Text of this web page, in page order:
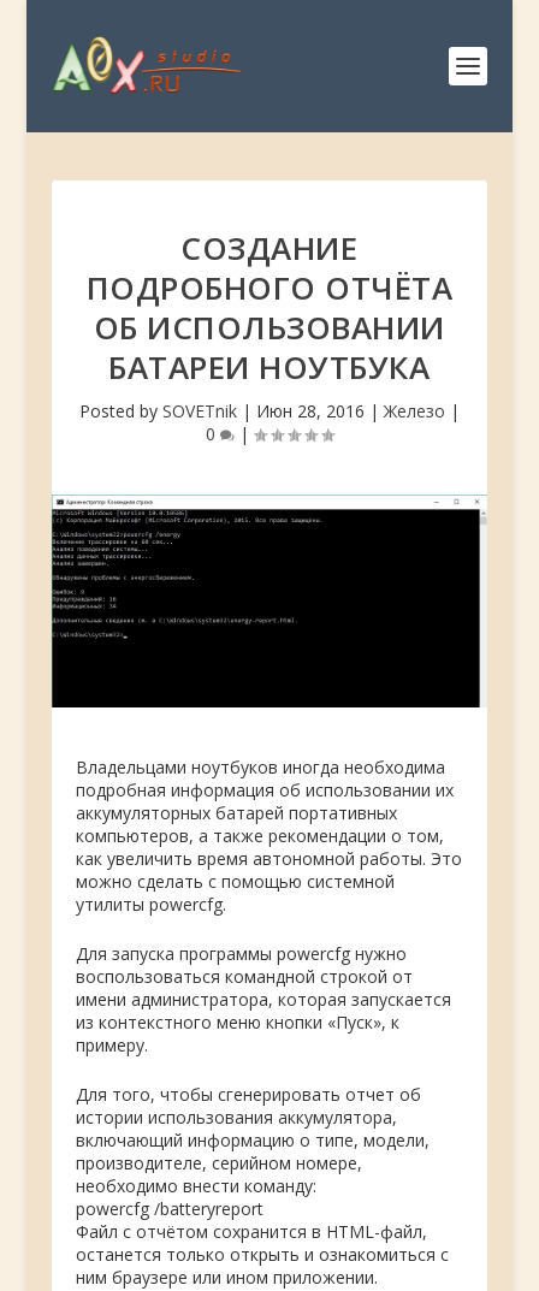
СОЗДАНИЕ
ПОДРОБНОГО ОТЧЁТА
ОБ ИСПОЛЬЗОВАНИИ
БАТАРЕИ НОУТБУКА
Posted by SOVETnik| Июн 28, 2016 |Железо |
0
|
Владельцами ноутбуков иногда необходима
подробная информация об использовании их
аккумуляторных батарей портативных
компьютеров, а также рекомендации о том,
как увеличить время автономной работы. Это
можно сделать с помощью системной
утилиты powercfg.
Для запуска программы powercfg нужно
воспользоваться командной строкой от
имени администратора, которая запускается
из контекстного меню кнопки «Пуск», к
примеру.
Для того, чтобы сгенерировать отчет об
истории использования аккумулятора,
включающий информацию о типе, модели,
производителе, серийном номере,
необходимо внести команду:
powercfg /batteryreport
Файл с отчётом сохранится в HTML-файл,
останется только открыть и ознакомиться с
ним браузере или ином приложении.